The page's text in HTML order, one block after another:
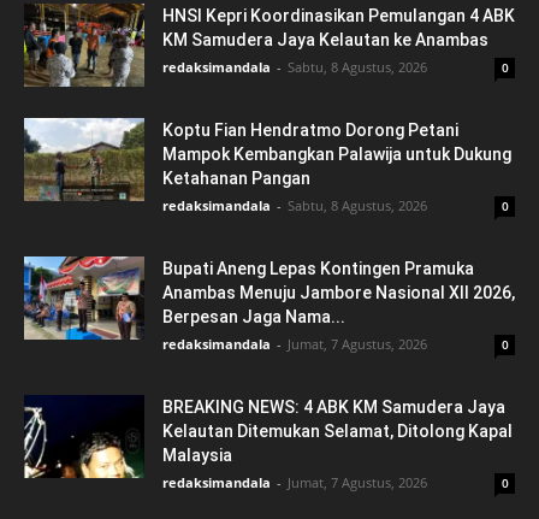
HNSI Kepri Koordinasikan Pemulangan 4 ABK
KM Samudera Jaya Kelautan ke Anambas
redaksimandala - Sabtu, 8 Agustus, 2026 0
Koptu Fian Hendratmo Dorong Petani
Mampok Kembangkan Palawija untuk Dukung
Ketahanan Pangan
redaksimandala - Sabtu, 8 Agustus, 2026 0
Bupati Aneng Lepas Kontingen Pramuka
Anambas Menuju Jambore Nasional XII 2026,
Berpesan Jaga Nama...
redaksimandala - Jumat, 7 Agustus, 2026 0
BREAKING NEWS: 4 ABK KM Samudera Jaya
Kelautan Ditemukan Selamat, Ditolong Kapal
Malaysia
redaksimandala - Jumat, 7 Agustus, 2026 0